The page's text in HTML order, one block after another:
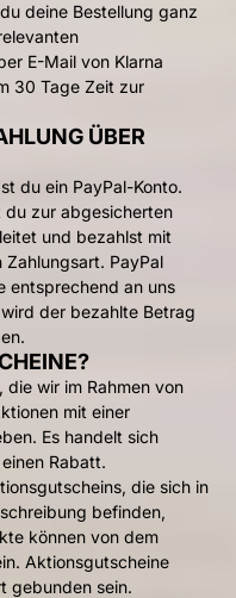
deine Bestellung ganz
E-Mail von Klarna
30 Tage Zeit zur
ÜBER
du ein PayPal-Konto.
du zur abgesicherten
und bezahlst mit
Zahlungsart. PayPal
entsprechend an uns
der bezahlte Betrag
wir im Rahmen von
mit einer
Es handelt sich
Rabatt.
die sich in
befinden,
können von dem
Aktionsgutscheine
gebunden sein.